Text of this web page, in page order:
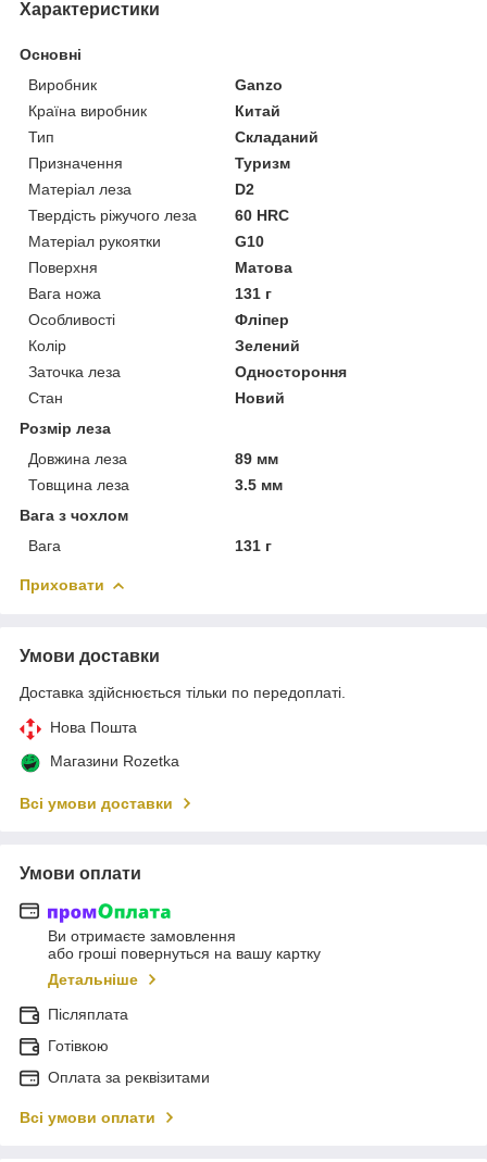
Характеристики
Основні
Виробник
Ganzo
Країна виробник
Китай
Тип
Складаний
Призначення
Туризм
Матеріал леза
D2
Твердість ріжучого леза
60 HRC
Матеріал рукоятки
G10
Поверхня
Матова
Вага ножа
131 г
Особливості
Фліпер
Колір
Зелений
Заточка леза
Одностороння
Стан
Новий
Розмір леза
Довжина леза
89 мм
Товщина леза
3.5 мм
Вага з чохлом
Вага
131 г
Приховати
Умови доставки
Доставка здійснюється тільки по передоплаті.
Нова Пошта
Магазини Rozetka
Всі умови доставки
Умови оплати
Ви отримаєте замовлення
або гроші повернуться на вашу картку
Детальніше
Післяплата
Готівкою
Оплата за реквізитами
Всі умови оплати